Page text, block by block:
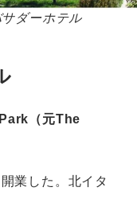
ダーホテル
（元The
業した。北イタ